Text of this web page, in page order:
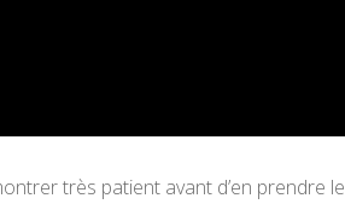
très patient avant d’en prendre le